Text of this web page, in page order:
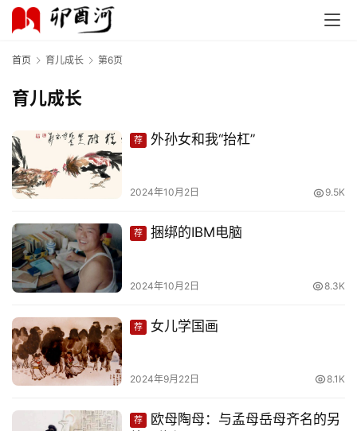
首
页
文
首页 育儿成长 第6页
育儿成长
荐 外孙女和我“抬杠”
2024年10月2日 9.5K
荐 捆绑的IBM电脑
2024年10月2日 8.3K
荐 女儿学国画
2024年9月22日 8.1K
荐 欧母陶母：与孟母岳母齐名的另